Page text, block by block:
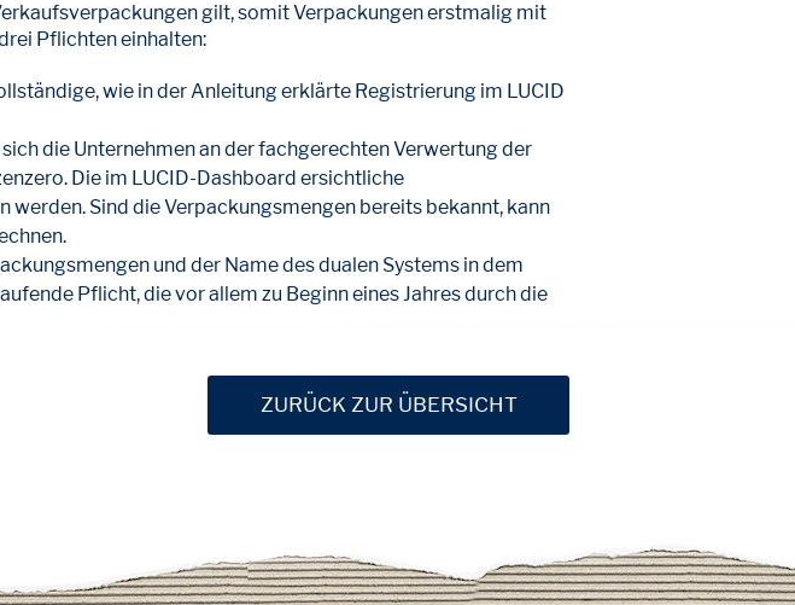
gilt, somit Verpackungen erstmalig mit
Pflichten einhalten:
wie in der Anleitung erklärte Registrierung im LUCID
die Unternehmen an der fachgerechten Verwertung der
Die im LUCID-Dashboard ersichtliche
Sind die Verpackungsmengen bereits bekannt, kann
und der Name des dualen Systems in dem
Pflicht, die vor allem zu Beginn eines Jahres durch die
ZURÜCK ZUR ÜBERSICHT